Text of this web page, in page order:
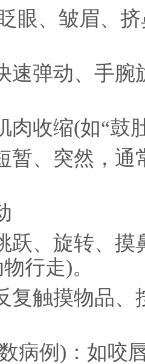
眼、皱眉、
速弹动、手
肉收缩(如“鼓
暂、突然，
跃、旋转、
行走)。
复触摸物品
病例)：如咬